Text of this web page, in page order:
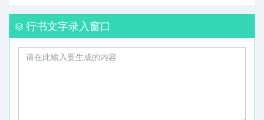
行书文字录入窗口